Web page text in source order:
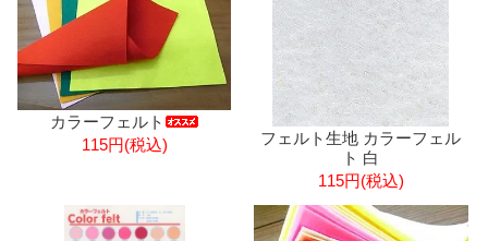
カラーフェルト
115円(税込)
フェルト生地 カラーフェル
ト 白
115円(税込)